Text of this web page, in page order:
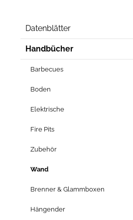
Datenblätter
Handbücher
Barbecues
Boden
Elektrische
Fire Pits
Zubehör
Wand
Brenner & Glammboxen
Hängender